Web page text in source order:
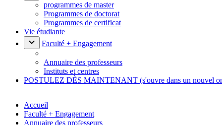
programmes de master
Programmes de doctorat
Programmes de certificat
Vie étudiante
Faculté + Engagement
Annuaire des professeurs
Instituts et centres
POSTULEZ DÈS MAINTENANT (s'ouvre dans un nouvel
Accueil
Faculté + Engagement
Annuaire des professeurs